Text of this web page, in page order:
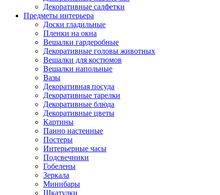
Декоративные салфетки
Предметы интерьера
Доски гладильные
Пленки на окна
Вешалки гардеробные
Декоративные головы животных
Вешалки для костюмов
Вешалки напольные
Вазы
Декоративная посуда
Декоративные тарелки
Декоративные блюда
Декоративные цветы
Картины
Панно настенные
Постеры
Интерьерные часы
Подсвечники
Гобелены
Зеркала
Минибары
Шкатулки